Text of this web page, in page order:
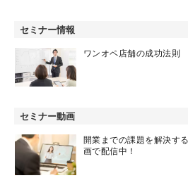
セミナー情報
ワンオペ店舗の成功法則
セミナー動画
開業までの課題を解決す
画で配信中！